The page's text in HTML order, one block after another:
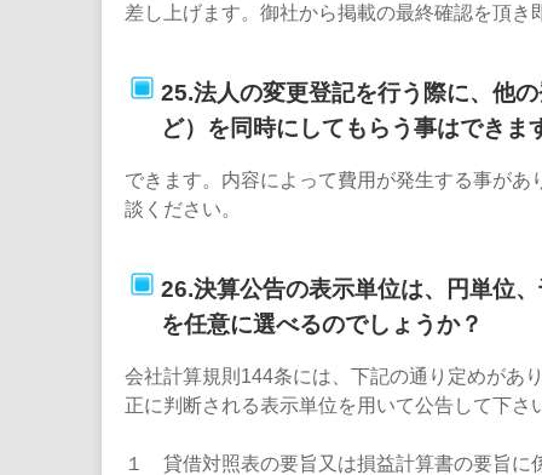
差し上げます。御社から掲載の最終確認を頂き
25.法人の変更登記を行う際に、他
ど）を同時にしてもらう事はできま
できます。内容によって費用が発生する事があ
談ください。
26.決算公告の表示単位は、円単位
を任意に選べるのでしょうか？
会社計算規則144条には、下記の通り定めがあ
正に判断される表示単位を用いて公告して下さ
１ 貸借対照表の要旨又は損益計算書の要旨に